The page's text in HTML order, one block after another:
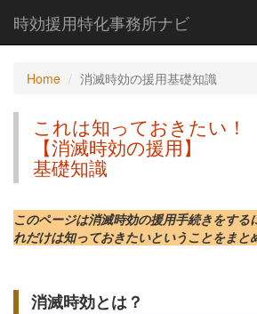
時効援用特化事務所ナビ
Home 消滅時効の援用基礎知識
これは知っておきたい！
【消滅時効の援用】
基礎知識
このページは消滅時効の援用手続きをする
れだけは知っておきたいということをまと
消滅時効とは？